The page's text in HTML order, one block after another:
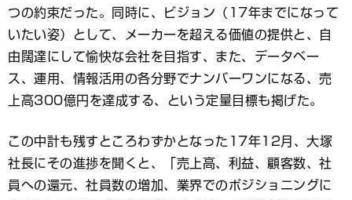
つの約束だった。同時に、ビジョン（17年までになって
いたい姿）として、メーカーを超える価値の提供と、自
由闊達にして愉快な会社を目指す、また、データベー
ス、運用、情報活用の各分野でナンバーワンになる、売
上高300億円を達成する、という定量目標も掲げた。
この中計も残すところわずかとなった17年12月、大塚
社長にその進捗を聞くと、「売上高、利益、顧客数、社
員への還元、社員数の増加、業界でのポジショニングに